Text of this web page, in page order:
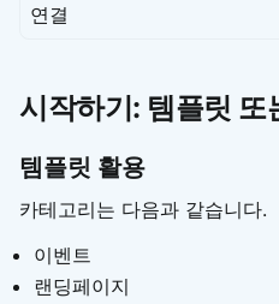
연결
시작하기: 템플릿 또
템플릿 활용
카테고리는 다음과 같습니다.
이벤트
랜딩페이지